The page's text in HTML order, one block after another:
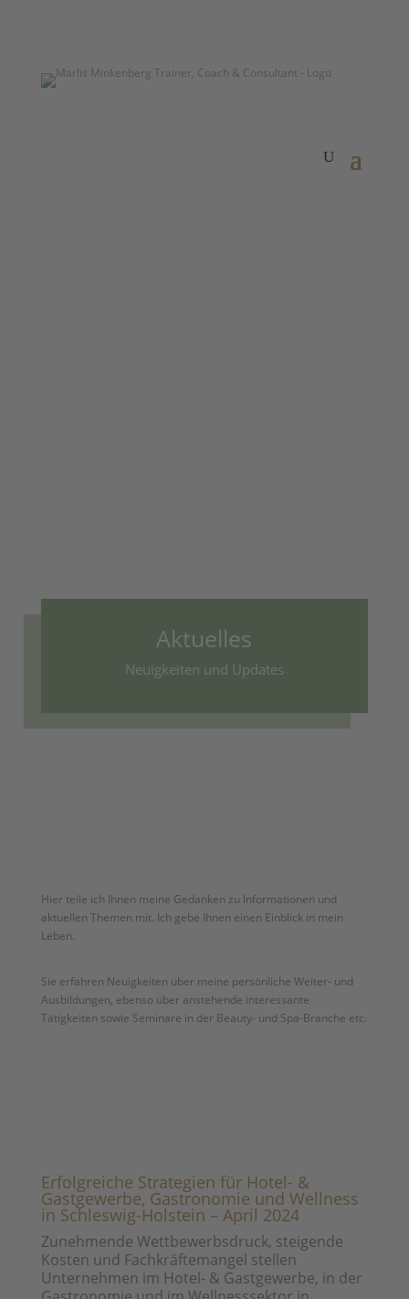
Aktuelles
Neuigkeiten und Updates
Hier teile ich Ihnen meine Gedanken zu Informationen und
aktuellen Themen mit. Ich gebe Ihnen einen Einblick in mein
Leben.
Sie erfahren Neuigkeiten über meine persönliche Weiter- und
Ausbildungen, ebenso über anstehende interessante
Tätigkeiten sowie Seminare in der Beauty- und Spa-Branche etc.
Erfolgreiche Strategien für Hotel- &
Gastgewerbe, Gastronomie und Wellness
in Schleswig-Holstein – April 2024
Zunehmende Wettbewerbsdruck, steigende
Kosten und Fachkräftemangel stellen
Unternehmen im Hotel- & Gastgewerbe, in der